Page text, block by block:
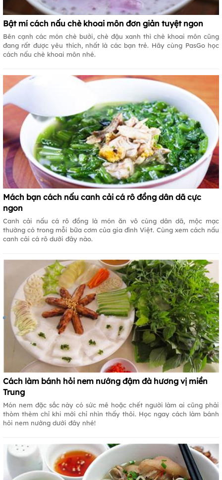
Bật mí cách nấu chè khoai môn đơn giản tuyệt ngon
Bên cạnh các món chè bưởi, chè đậu xanh thì chè khoai môn cũng
đang rất được yêu thích, nhất là các bạn trẻ. Hãy cùng PasGo học
cách nấu chè khoai môn nhé.
Mách bạn cách nấu canh cải cá rô đồng dân dã cực
ngon
Canh cải nấu cá rô đồng là món ăn vô cùng dân dã, mộc mạc
thường có trong mỗi bữa cơm của gia đình Việt. Cùng xem cách nấu
canh cải cá rô dưới đây nào.
Cách làm bánh hỏi nem nướng đậm đà hương vị miền
Trung
Món nem đặc sắc này có sức mê hoặc chết người làm ai cũng phải
thòm thèm chỉ khi mới chỉ nhìn thấy thôi. Học ngay cách làm bánh
hỏi nem nướng dưới đây nhé!